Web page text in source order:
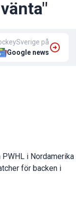
på
Google news
i Nordamerika
för backen i